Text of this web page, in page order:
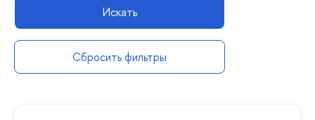
Искать
Сбросить фильтры